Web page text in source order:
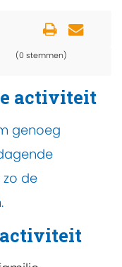
(0 stemmen)
activiteit
genoeg
de